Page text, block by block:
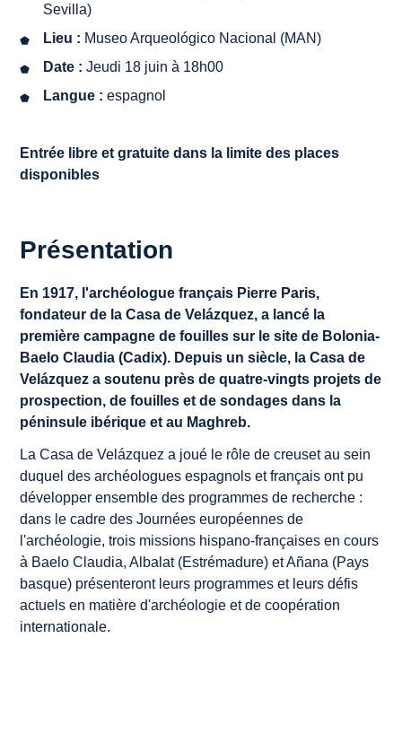
Sevilla)
Lieu : Museo Arqueológico Nacional (MAN)
Date : Jeudi 18 juin à 18h00
Langue : espagnol
Entrée libre et gratuite dans la limite des places
disponibles
Présentation
En 1917, l'archéologue français Pierre Paris,
fondateur de la Casa de Velázquez, a lancé la
première campagne de fouilles sur le site de Bolonia-
Baelo Claudia (Cadix). Depuis un siècle, la Casa de
Velázquez a soutenu près de quatre-vingts projets de
prospection, de fouilles et de sondages dans la
péninsule ibérique et au Maghreb.
La Casa de Velázquez a joué le rôle de creuset au sein
duquel des archéologues espagnols et français ont pu
développer ensemble des programmes de recherche :
dans le cadre des Journées européennes de
l'archéologie, trois missions hispano-françaises en cours
à Baelo Claudia, Albalat (Estrémadure) et Añana (Pays
basque) présenteront leurs programmes et leurs défis
actuels en matière d'archéologie et de coopération
internationale.